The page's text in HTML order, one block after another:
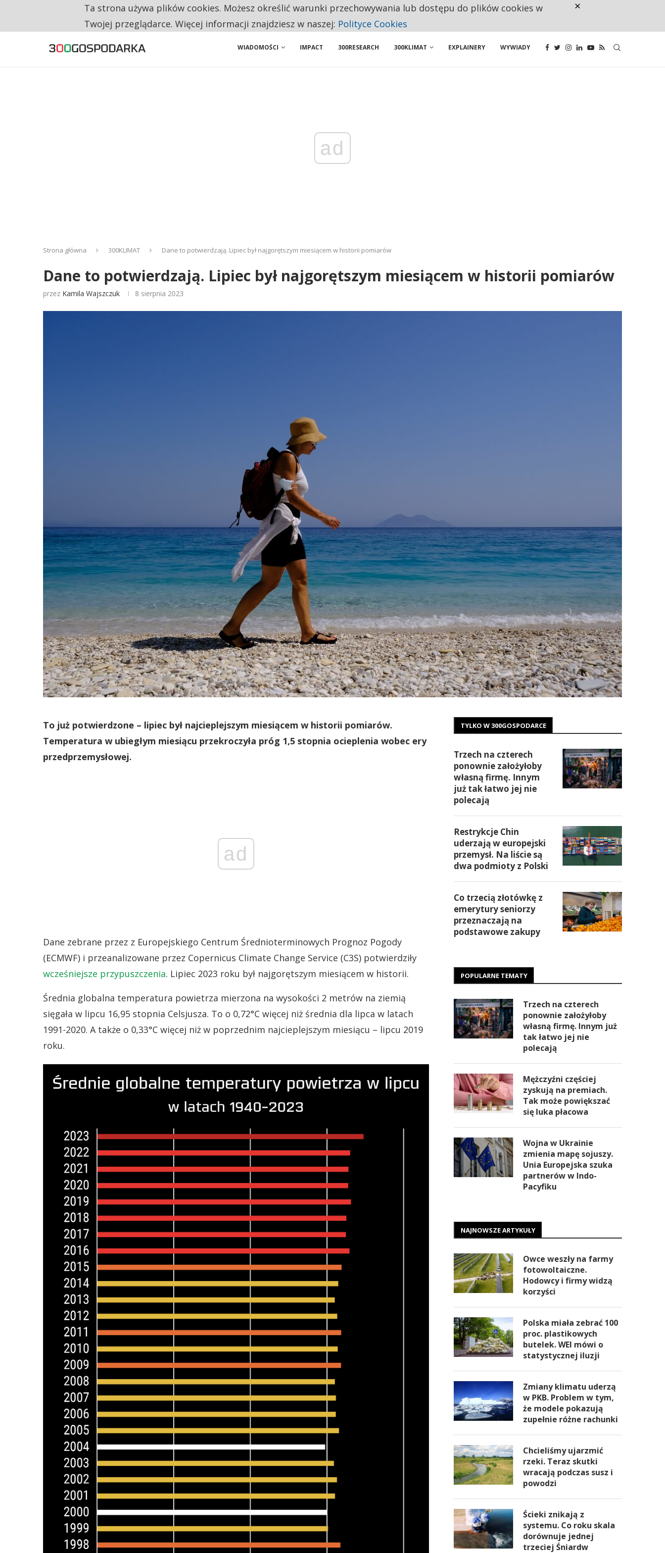
CO TRZECIĄ ZŁOTÓWKĘ Z EMERYTURY SENIORZY PRZEZNACZAJĄ NA PODSTAWOWE ZAKUPY
WIADOMOŚCI IMPACT 300RESEARCH 300KLIMAT EXPLAINERY WYWIADY
ad
Strona główna 300KLIMAT Dane to potwierdzają. Lipiec był najgorętszym miesiącem w historii pomiarów
Dane to potwierdzają. Lipiec był najgorętszym miesiącem w historii pomiarów
przez Kamila Wajszczuk 8 sierpnia 2023
To już potwierdzone – lipiec był najcieplejszym miesiącem w historii pomiarów.
Temperatura w ubiegłym miesiącu przekroczyła próg 1,5 stopnia ocieplenia wobec ery
przedprzemysłowej.
ad
Dane zebrane przez z Europejskiego Centrum Średnioterminowych Prognoz Pogody
(ECMWF) i przeanalizowane przez Copernicus Climate Change Service (C3S) potwierdziły
wcześniejsze przypuszczenia. Lipiec 2023 roku był najgorętszym miesiącem w historii.
Średnia globalna temperatura powietrza mierzona na wysokości 2 metrów na ziemią
sięgała w lipcu 16,95 stopnia Celsjusza. To o 0,72°C więcej niż średnia dla lipca w latach
1991-2020. A także o 0,33°C więcej niż w poprzednim najcieplejszym miesiącu – lipcu 2019
roku.
TYLKO W 300GOSPODARCE
Trzech na czterech
ponownie założyłoby
własną firmę. Innym
już tak łatwo jej nie
polecają
Restrykcje Chin
uderzają w europejski
przemysł. Na liście są
dwa podmioty z Polski
Co trzecią złotówkę z
emerytury seniorzy
przeznaczają na
podstawowe zakupy
POPULARNE TEMATY
Trzech na czterech
ponownie założyłoby
własną firmę. Innym już
tak łatwo jej nie
polecają
Mężczyźni częściej
zyskują na premiach.
Tak może powiększać
się luka płacowa
Wojna w Ukrainie
zmienia mapę sojuszy.
Unia Europejska szuka
partnerów w Indo-
Pacyfiku
NAJNOWSZE ARTYKUŁY
Owce weszły na farmy
fotowoltaiczne.
Hodowcy i firmy widzą
korzyści
Polska miała zebrać 100
proc. plastikowych
butelek. WEI mówi o
statystycznej iluzji
Zmiany klimatu uderzą
w PKB. Problem w tym,
że modele pokazują
zupełnie różne rachunki
Chcieliśmy ujarzmić
rzeki. Teraz skutki
wracają podczas susz i
powodzi
Ścieki znikają z
systemu. Co roku skala
dorównuje jednej
trzeciej Śniardw
Ta strona używa plików cookies. Możesz określić warunki przechowywania lub dostępu do plików cookies w
Twojej przeglądarce. Więcej informacji znajdziesz w naszej: Polityce Cookies
×